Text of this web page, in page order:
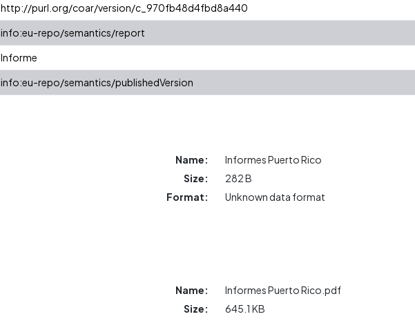
http://purl.org/coar/version/c_970fb48d4fbd8a440
info:eu-repo/semantics/report
Informe
info:eu-repo/semantics/publishedVersion
Name:
Informes Puerto Rico
Size:
282 B
Format:
Unknown data format
Name:
Informes Puerto Rico.pdf
Size:
645.1 KB